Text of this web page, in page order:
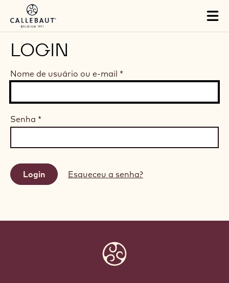
Skip to main content
LOGIN
Nome de usuário ou e-mail *
Senha *
Esqueceu a senha?